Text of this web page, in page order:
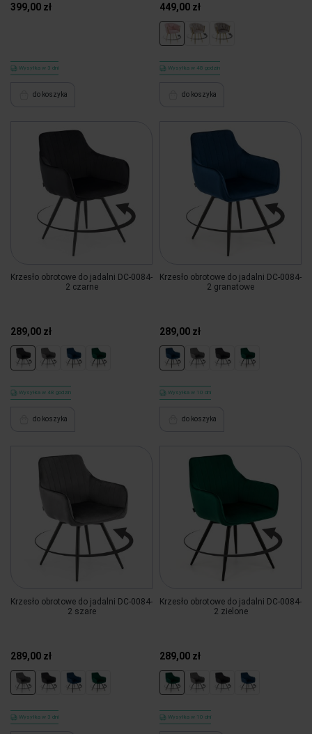
399,00 zł
Wysyłka w 3 dni
do koszyka
449,00 zł
Wysyłka w 48 godzin
do koszyka
Krzesło obrotowe do jadalni DC-0084-
2 czarne
289,00 zł
Wysyłka w 48 godzin
do koszyka
Krzesło obrotowe do jadalni DC-0084-
2 granatowe
289,00 zł
Wysyłka w 10 dni
do koszyka
Krzesło obrotowe do jadalni DC-0084-
2 szare
289,00 zł
Wysyłka w 3 dni
Krzesło obrotowe do jadalni DC-0084-
2 zielone
289,00 zł
Wysyłka w 10 dni